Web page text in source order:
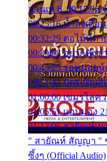
ลานเท 6. 00:17:06
00:25:16 น้ำลงเดือ
00:32:29 ตอไม้ที่ตา
00:39:08 อยากฟังซ้
00:45:25 รอหน่อยน้
00:51:43 บัตรเชิญสี
01:00:00 เขมรไล่ค
01:05:51 แอบมอง
01:13:06 สายัณห์เม
" สายัณห์ สัญญา " ข
ซึ้งๆ (Official Audio)